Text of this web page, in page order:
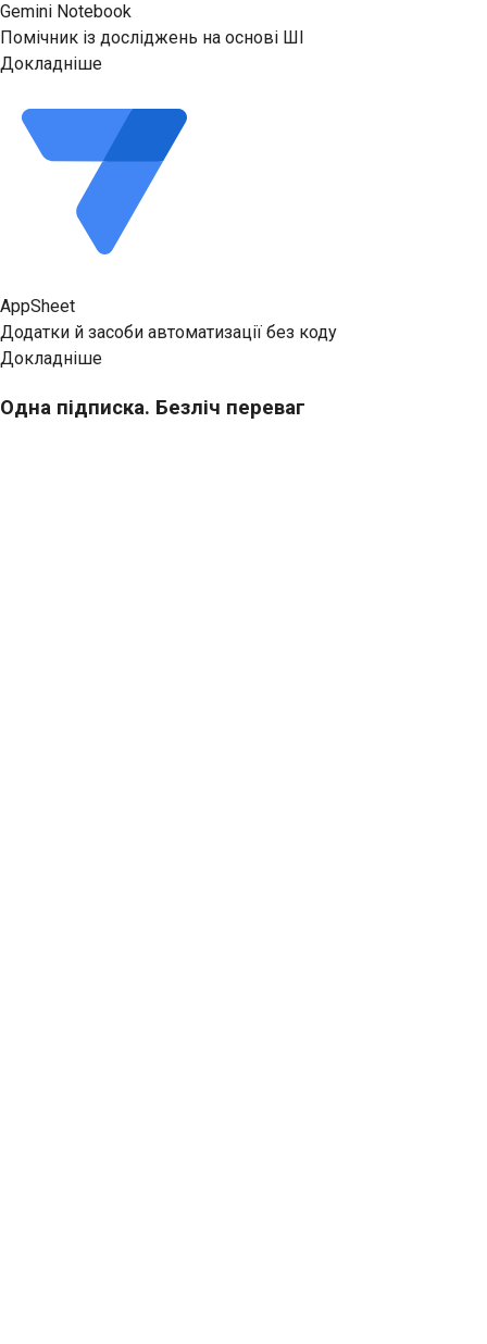
Gemini Notebook
Помічник із досліджень на основі ШІ
Докладніше
AppSheet
Додатки й засоби автоматизації без коду
Докладніше
Одна підписка. Безліч переваг